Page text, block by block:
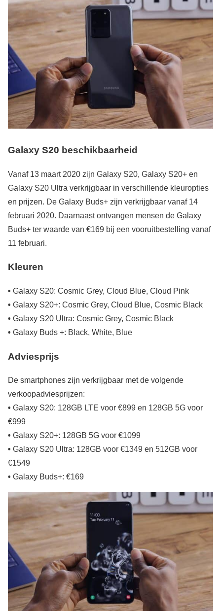
Galaxy S20 beschikbaarheid
Vanaf 13 maart 2020 zijn Galaxy S20, Galaxy S20+ en
Galaxy S20 Ultra verkrijgbaar in verschillende kleuropties
en prijzen. De Galaxy Buds+ zijn verkrijgbaar vanaf 14
februari 2020. Daarnaast ontvangen mensen de Galaxy
Buds+ ter waarde van €169 bij een vooruitbestelling vanaf
11 februari.
Kleuren
• Galaxy S20: Cosmic Grey, Cloud Blue, Cloud Pink
• Galaxy S20+: Cosmic Grey, Cloud Blue, Cosmic Black
• Galaxy S20 Ultra: Cosmic Grey, Cosmic Black
• Galaxy Buds +: Black, White, Blue
Adviesprijs
De smartphones zijn verkrijgbaar met de volgende
verkoopadviesprijzen:
• Galaxy S20: 128GB LTE voor €899 en 128GB 5G voor
€999
• Galaxy S20+: 128GB 5G voor €1099
• Galaxy S20 Ultra: 128GB voor €1349 en 512GB voor
€1549
• Galaxy Buds+: €169